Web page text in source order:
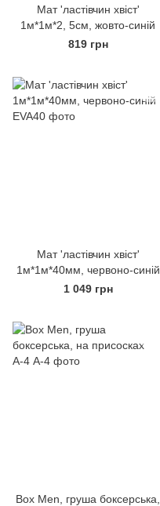
Мат 'ластівчин хвіст'
1м*1м*2, 5см, жовто-синій
819 грн
Мат 'ластівчин хвіст'
1м*1м*40мм, червоно-синій
1 049 грн
Вох Men, груша боксерська,